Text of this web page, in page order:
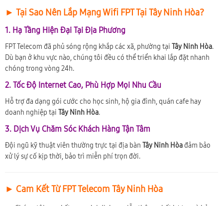
► Tại Sao Nên Lắp Mạng Wifi FPT Tại Tây Ninh Hòa?
1. Hạ Tầng Hiện Đại Tại Địa Phương
FPT Telecom đã phủ sóng rộng khắp các xã, phường tại Tây Ninh Hòa.
Dù bạn ở khu vực nào, chúng tôi đều có thể triển khai lắp đặt nhanh
chóng trong vòng 24h.
2. Tốc Độ Internet Cao, Phù Hợp Mọi Nhu Cầu
Hỗ trợ đa dạng gói cước cho học sinh, hộ gia đình, quán cafe hay
doanh nghiệp tại Tây Ninh Hòa.
3. Dịch Vụ Chăm Sóc Khách Hàng Tận Tâm
Đội ngũ kỹ thuật viên thường trực tại địa bàn Tây Ninh Hòađảm bảo
xử lý sự cố kịp thời, bảo trì miễn phí trọn đời.
► Cam Kết Từ FPT Telecom Tây Ninh Hòa